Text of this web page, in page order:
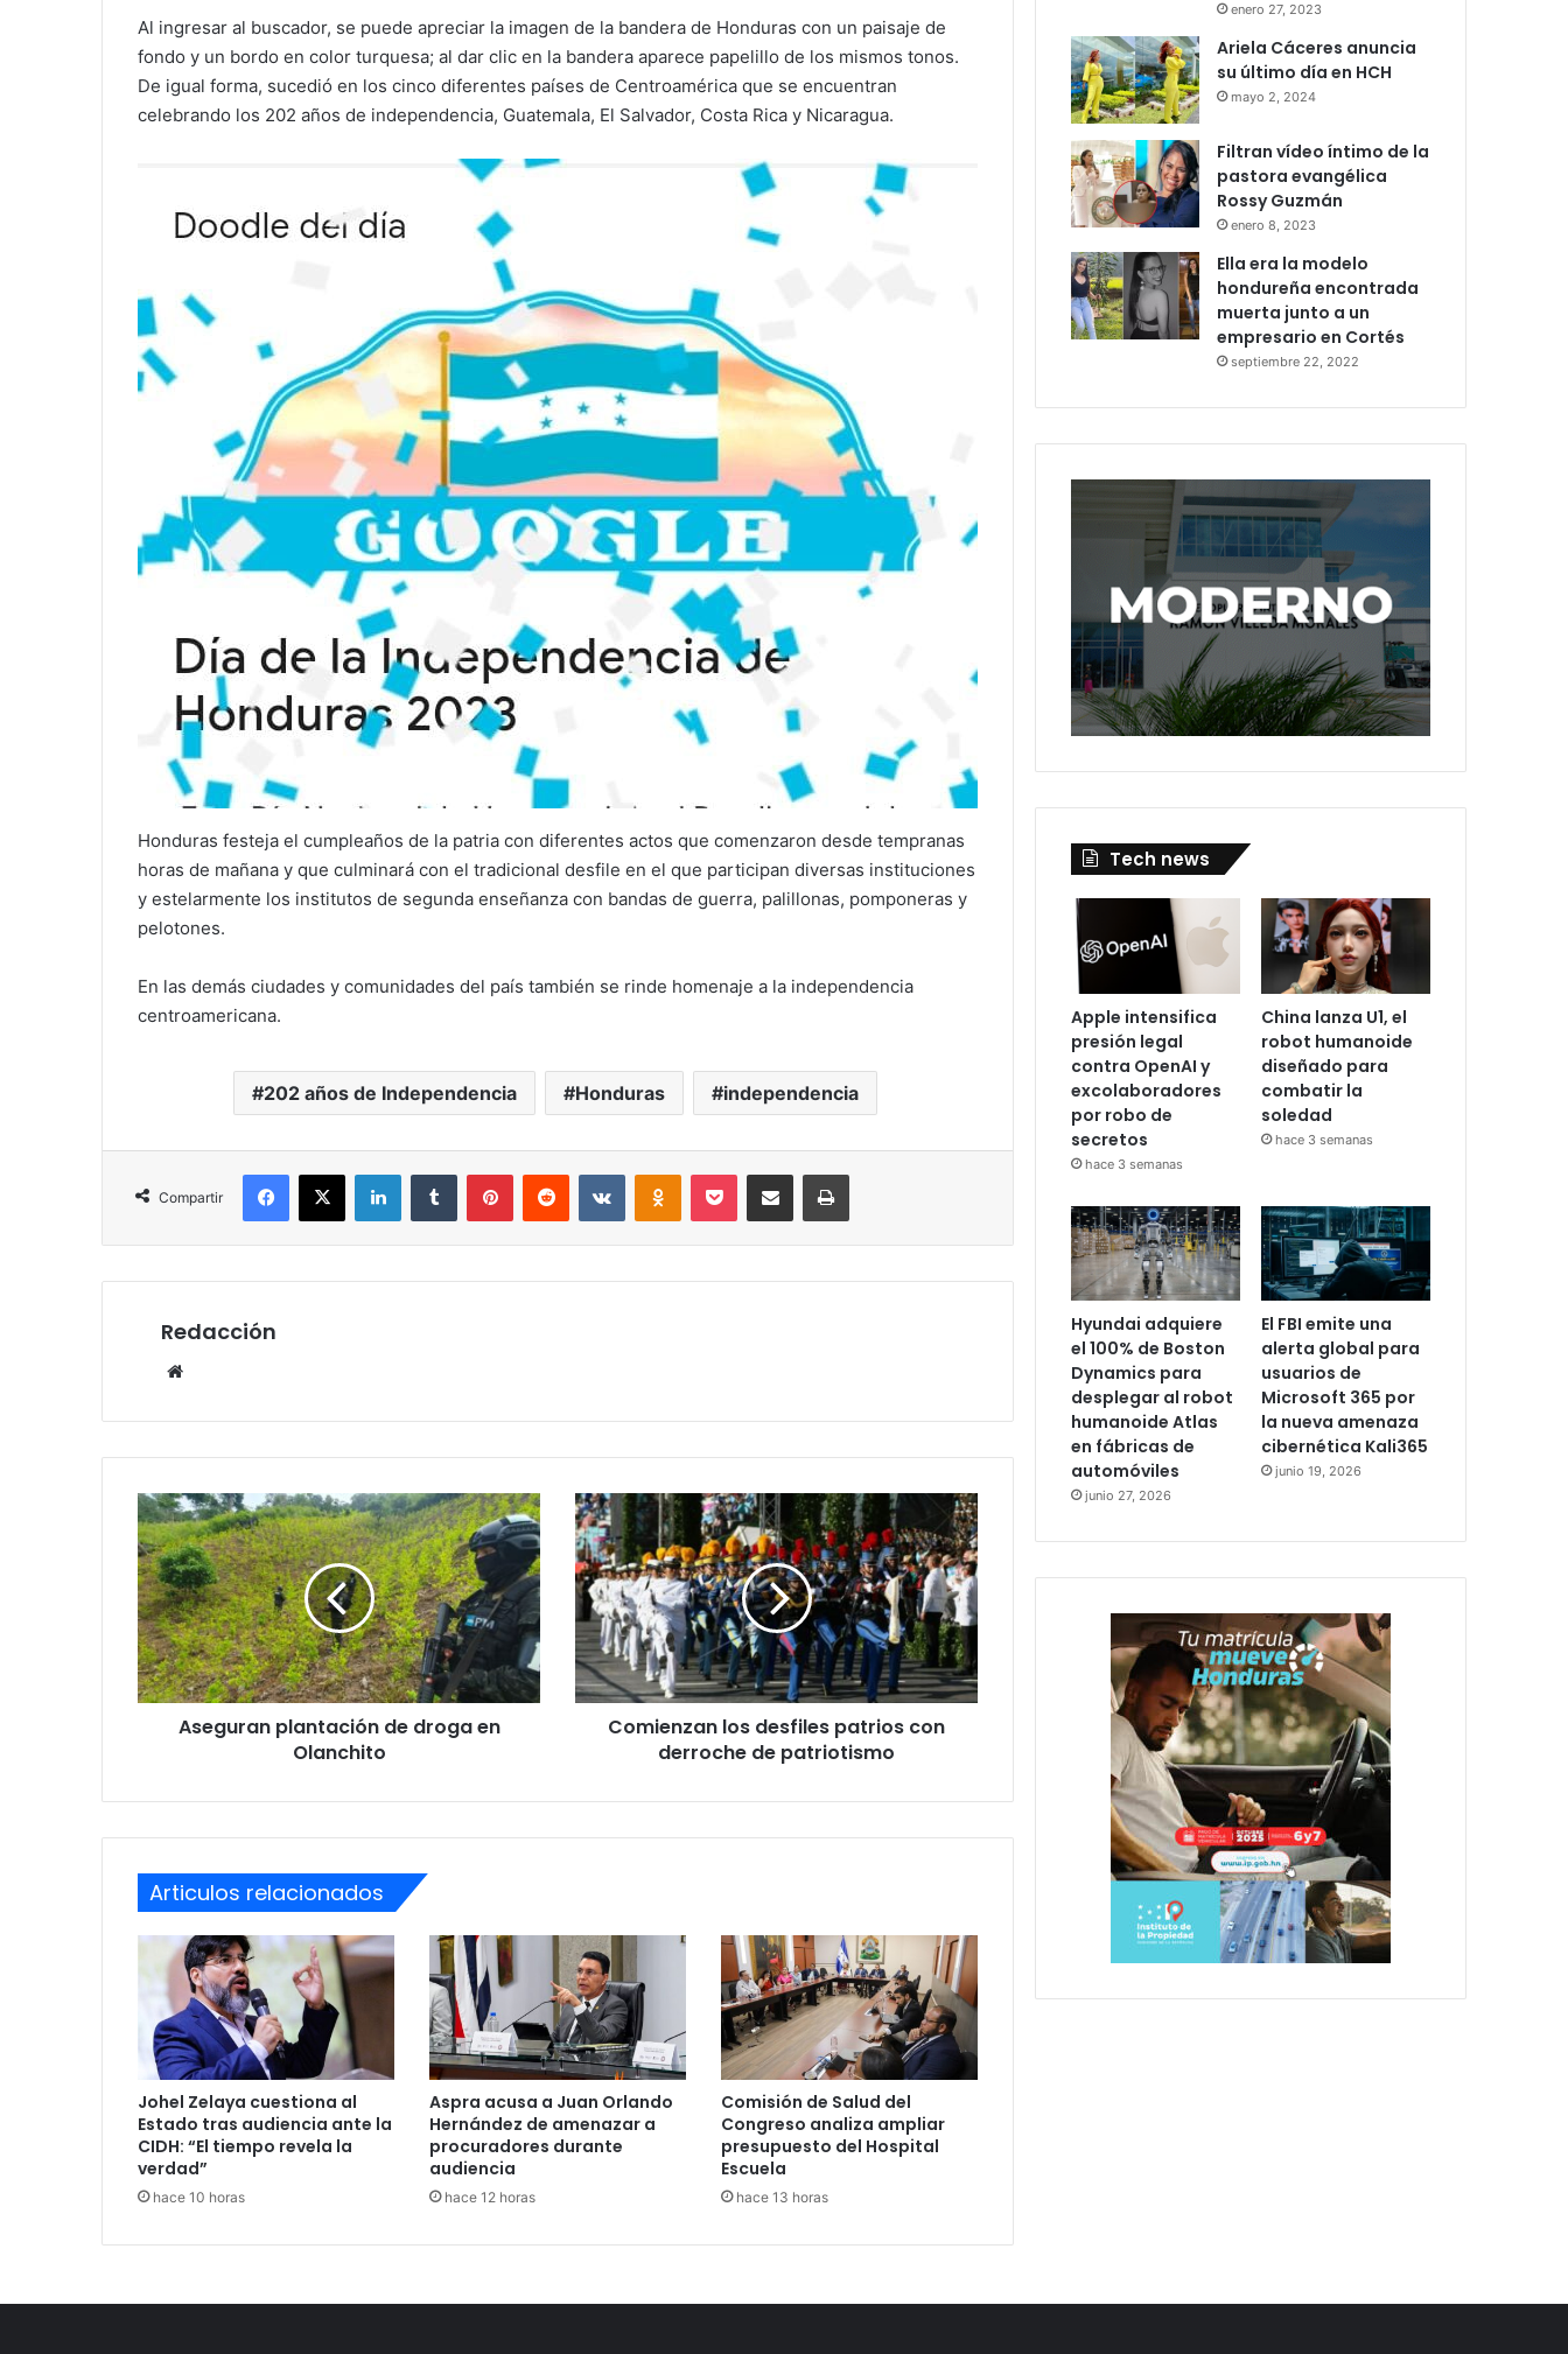
Al ingresar al buscador, se puede apreciar la imagen de la bandera de Honduras con un paisaje de
fondo y un bordo en color turquesa; al dar clic en la bandera aparece papelillo de los mismos tonos.
De igual forma, sucedió en los cinco diferentes países de Centroamérica que se encuentran
celebrando los 202 años de independencia, Guatemala, El Salvador, Costa Rica y Nicaragua.
Honduras festeja el cumpleaños de la patria con diferentes actos que comenzaron desde tempranas
horas de mañana y que culminará con el tradicional desfile en el que participan diversas instituciones
y estelarmente los institutos de segunda enseñanza con bandas de guerra, palillonas, pomponeras y
pelotones.
En las demás ciudades y comunidades del país también se rinde homenaje a la independencia
centroamericana.
202 años de Independencia Honduras independencia
Compartir
Facebook
X LinkedInTumblr PinterestReddit VKontakteOdnoklassniki
Pocket compartit via email Print
Redacción
Aseguran
plantación
de
droga
en
Olanchito
Aseguran plantación de droga en
Olanchito
Comienzan
los
desfiles
patrios
con
derroche
de
patriotismo
Comienzan los desfiles patrios con
derroche de patriotismo
Articulos relacionados
Johel Zelaya cuestiona al
Estado tras audiencia ante la
CIDH: “El tiempo revela la
verdad”
hace 10 horas
Aspra acusa a Juan Orlando
Hernández de amenazar a
procuradores durante
audiencia
hace 12 horas
Comisión de Salud del
Congreso analiza ampliar
presupuesto del Hospital
Escuela
hace 13 horas
enero 27, 2023
Ariela Cáceres anuncia
su último día en HCH
mayo 2, 2024
Filtran vídeo íntimo de la
pastora evangélica
Rossy Guzmán
enero 8, 2023
Ella era la modelo
hondureña encontrada
muerta junto a un
empresario en Cortés
septiembre 22, 2022
Tech news
Apple intensifica
presión legal
contra OpenAI y
excolaboradores
por robo de
secretos
hace 3 semanas
China lanza U1, el
robot humanoide
diseñado para
combatir la
soledad
hace 3 semanas
Hyundai adquiere
el 100% de Boston
Dynamics para
desplegar al robot
humanoide Atlas
en fábricas de
automóviles
junio 27, 2026
El FBI emite una
alerta global para
usuarios de
Microsoft 365 por
la nueva amenaza
cibernética Kali365
junio 19, 2026